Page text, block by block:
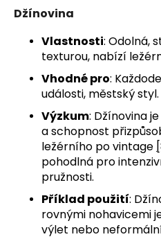
Džínovina
Vlastnosti: Odolná,
texturou, nabízí
Vhodné pro:
události, městský styl.
Výzkum: Džínovina
a schopnost
ležérního po vintage
pohodlná pro
pružnosti.
Příklad použití:
rovnými nohavicemi
výlet nebo